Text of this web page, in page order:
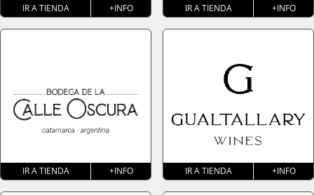
IR A TIENDA +INFO IR A TIENDA +INFO
IR A TIENDA +INFO IR A TIENDA +INFO